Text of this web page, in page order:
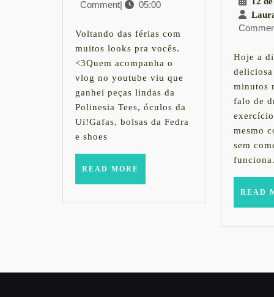
GYPSY
STYLE
2015
Comment| 05:00
Voltando das férias com
muitos looks pra vocês.
<3Quem acompanha o
vlog no youtube viu que
ganhei peças lindas da
Polinesia Tees, óculos da
Ui!Gafas, bolsas da Fedra
e shoes
READ MORE
Hoje a
deliciosa
minutos
falo de
mesmo
sem
READ